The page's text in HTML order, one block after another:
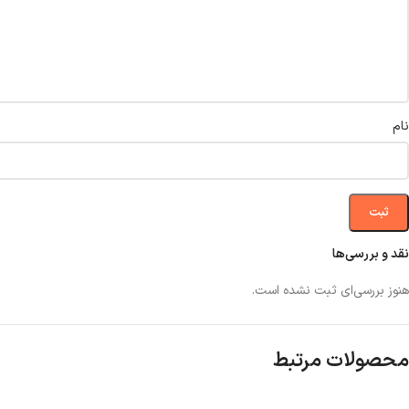
نقد و بررسی‌ها
هنوز بررسی‌ای ثبت نشده است.
نام
محصولات مرتبط